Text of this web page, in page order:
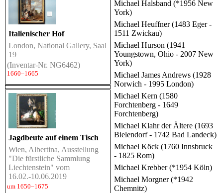
Italienischer Hof
London, National Gallery, Saal
19
(Inventar-Nr. NG6462)
1660–1665
Jagdbeute auf einem Tisch
Wien, Albertina, Ausstellung
"Die fürstliche Sammlung
Liechtenstein" vom
16.02.-10.06.2019
um 1650–1675
Michael Halsband (*1956 New
York)
Michael Heuffner (1483 Eger -
1511 Zwickau)
Michael Hurson (1941
Youngstown, Ohio - 2007 New
York)
Michael James Andrews (1928
Norwich - 1995 London)
Michael Kern (1580
Forchtenberg - 1649
Forchtenberg)
Michael Klahr der Ältere (1693
Bielendorf - 1742 Bad Landeck)
Michael Köck (1760 Innsbruck
- 1825 Rom)
Michael Krebber (*1954 Köln)
Michael Morgner (*1942
Chemnitz)